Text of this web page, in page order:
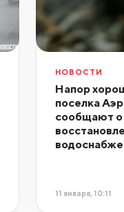
НОВОСТИ
Напор
поселка
сообщают о
11 января, 10:11